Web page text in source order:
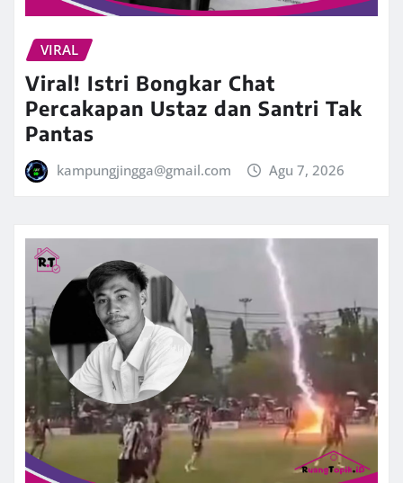
VIRAL
Viral! Istri Bongkar Chat
Percakapan Ustaz dan Santri Tak
Pantas
kampungjingga@gmail.com Agu 7, 2026